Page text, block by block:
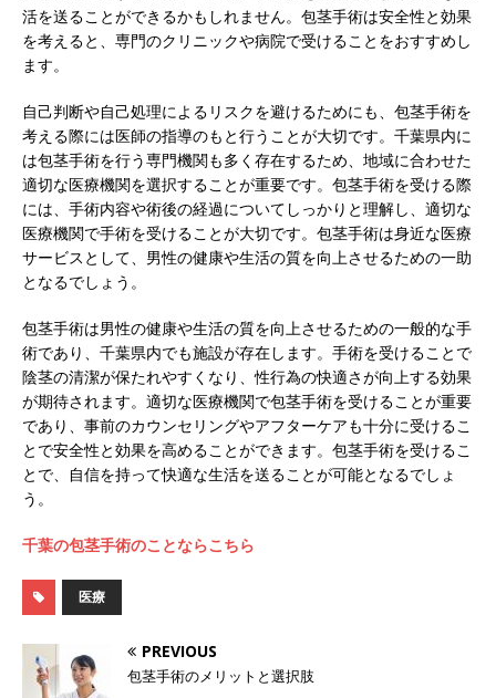
活を送ることができるかもしれません。包茎手術は安全性と効果
を考えると、専門のクリニックや病院で受けることをおすすめし
ます。
自己判断や自己処理によるリスクを避けるためにも、包茎手術を
考える際には医師の指導のもと行うことが大切です。千葉県内に
は包茎手術を行う専門機関も多く存在するため、地域に合わせた
適切な医療機関を選択することが重要です。包茎手術を受ける際
には、手術内容や術後の経過についてしっかりと理解し、適切な
医療機関で手術を受けることが大切です。包茎手術は身近な医療
サービスとして、男性の健康や生活の質を向上させるための一助
となるでしょう。
包茎手術は男性の健康や生活の質を向上させるための一般的な手
術であり、千葉県内でも施設が存在します。手術を受けることで
陰茎の清潔が保たれやすくなり、性行為の快適さが向上する効果
が期待されます。適切な医療機関で包茎手術を受けることが重要
であり、事前のカウンセリングやアフターケアも十分に受けるこ
とで安全性と効果を高めることができます。包茎手術を受けるこ
とで、自信を持って快適な生活を送ることが可能となるでしょ
う。
千葉の包茎手術のことならこちら
医療
PREVIOUS
包茎手術のメリットと選択肢